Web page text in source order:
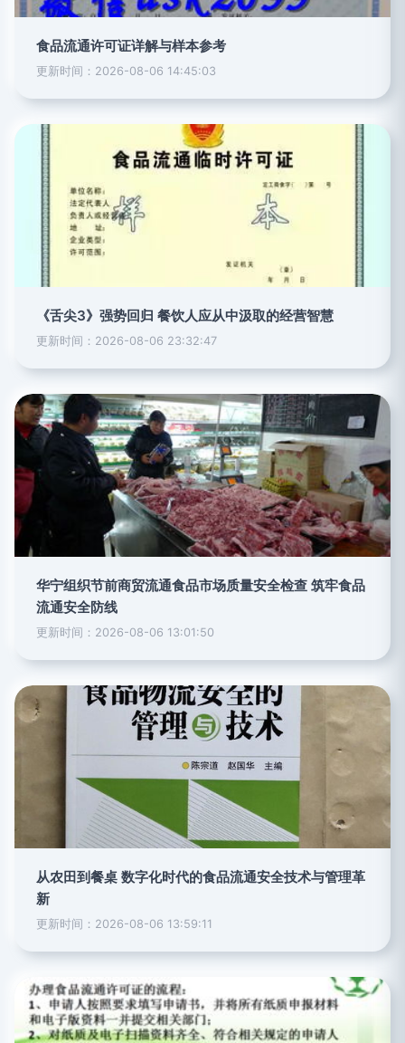
食品流通许可证详解与样本参考
更新时间：2026-08-06 14:45:03
《舌尖3》强势回归 餐饮人应从中汲取的经营智慧
更新时间：2026-08-06 23:32:47
华宁组织节前商贸流通食品市场质量安全检查 筑牢食品
流通安全防线
更新时间：2026-08-06 13:01:50
从农田到餐桌 数字化时代的食品流通安全技术与管理革
新
更新时间：2026-08-06 13:59:11